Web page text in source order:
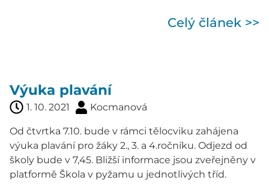
Celý článek >>
Výuka plavání
1. 10. 2021 Kocmanová
Od čtvrtka 7.10. bude v rámci tělocviku zahájena
výuka plavání pro žáky 2., 3. a 4.ročníku. Odjezd od
školy bude v 7,45. Bližší informace jsou zveřejněny v
platformě Škola v pyžamu u jednotlivých tříd.